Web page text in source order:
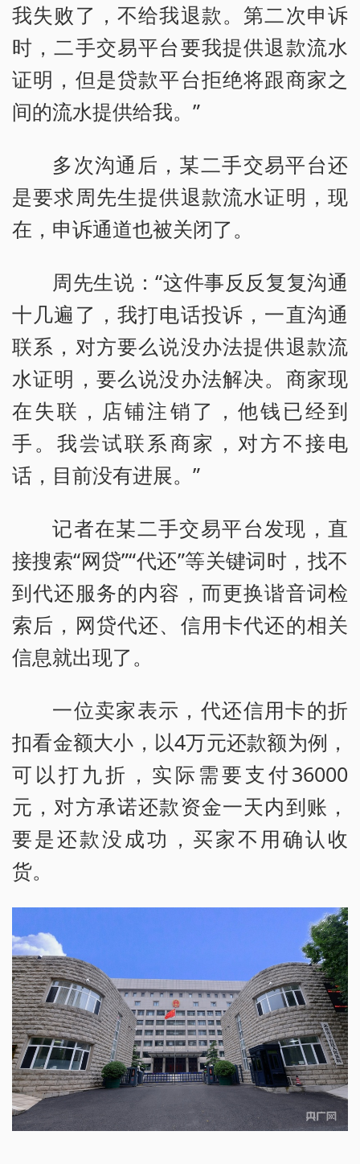
我失败了，不给我退款。第二次申诉
时，二手交易平台要我提供退款流水
证明，但是贷款平台拒绝将跟商家之
间的流水提供给我。”
多次沟通后，某二手交易平台还
是要求周先生提供退款流水证明，现
在，申诉通道也被关闭了。
周先生说：“这件事反反复复沟通
十几遍了，我打电话投诉，一直沟通
联系，对方要么说没办法提供退款流
水证明，要么说没办法解决。商家现
在失联，店铺注销了，他钱已经到
手。我尝试联系商家，对方不接电
话，目前没有进展。”
记者在某二手交易平台发现，直
接搜索“网贷”“代还”等关键词时，找不
到代还服务的内容，而更换谐音词检
索后，网贷代还、信用卡代还的相关
信息就出现了。
一位卖家表示，代还信用卡的折
扣看金额大小，以4万元还款额为例，
可以打九折，实际需要支付36000
元，对方承诺还款资金一天内到账，
要是还款没成功，买家不用确认收
货。